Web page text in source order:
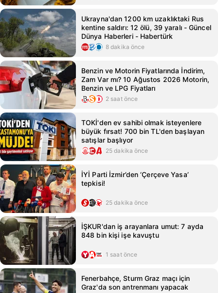
Ukrayna'dan 1200 km uzaklıktaki Rus
kentine saldırı: 12 ölü, 39 yaralı - Güncel
Dünya Haberleri - Habertürk
8 dakika önce
Benzin ve Motorin Fiyatlarında İndirim,
Zam Var mı? 10 Ağustos 2026 Motorin,
Benzin ve LPG Fiyatları
2 saat önce
TOKİ'den ev sahibi olmak isteyenlere
büyük fırsat! 700 bin TL'den başlayan
satışlar başlıyor
25 dakika önce
İYİ Parti İzmir’den ‘Çerçeve Yasa’
tepkisi!
25 dakika önce
İŞKUR'dan iş arayanlara umut: 7 ayda
848 bin kişi işe kavuştu
1 saat önce
Fenerbahçe, Sturm Graz maçı için
Graz'da son antrenmanı yapacak